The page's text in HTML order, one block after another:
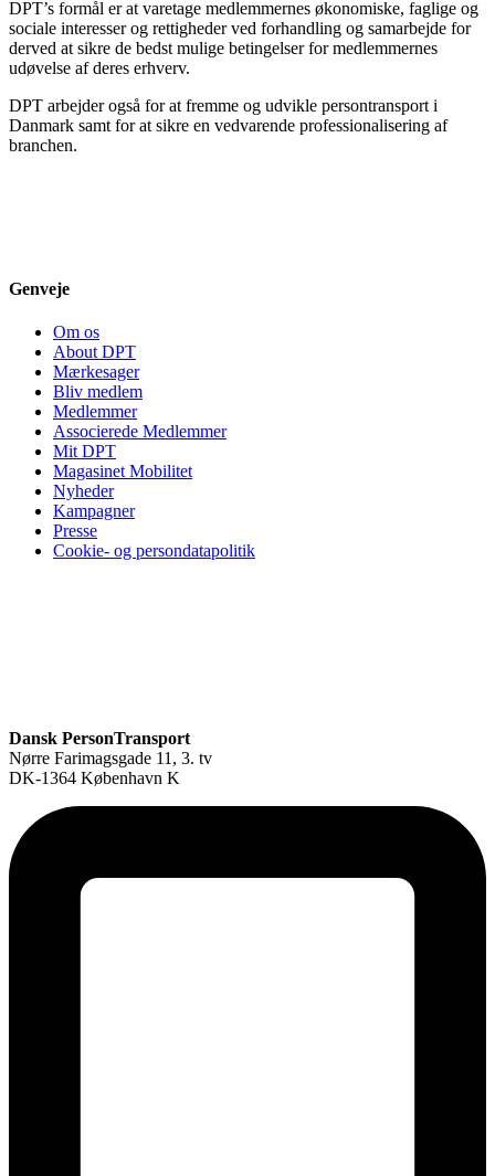
DPT’s formål er at varetage medlemmernes økonomiske, faglige og
sociale interesser og rettigheder ved forhandling og samarbejde for
derved at sikre de bedst mulige betingelser for medlemmernes
udøvelse af deres erhverv.
DPT arbejder også for at fremme og udvikle persontransport i
Danmark samt for at sikre en vedvarende professionalisering af
branchen.
Genveje
Om os
About DPT
Mærkesager
Bliv medlem
Medlemmer
Associerede Medlemmer
Mit DPT
Magasinet Mobilitet
Nyheder
Kampagner
Presse
Cookie- og persondatapolitik
Dansk PersonTransport
Nørre Farimagsgade 11, 3. tv
DK-1364 København K